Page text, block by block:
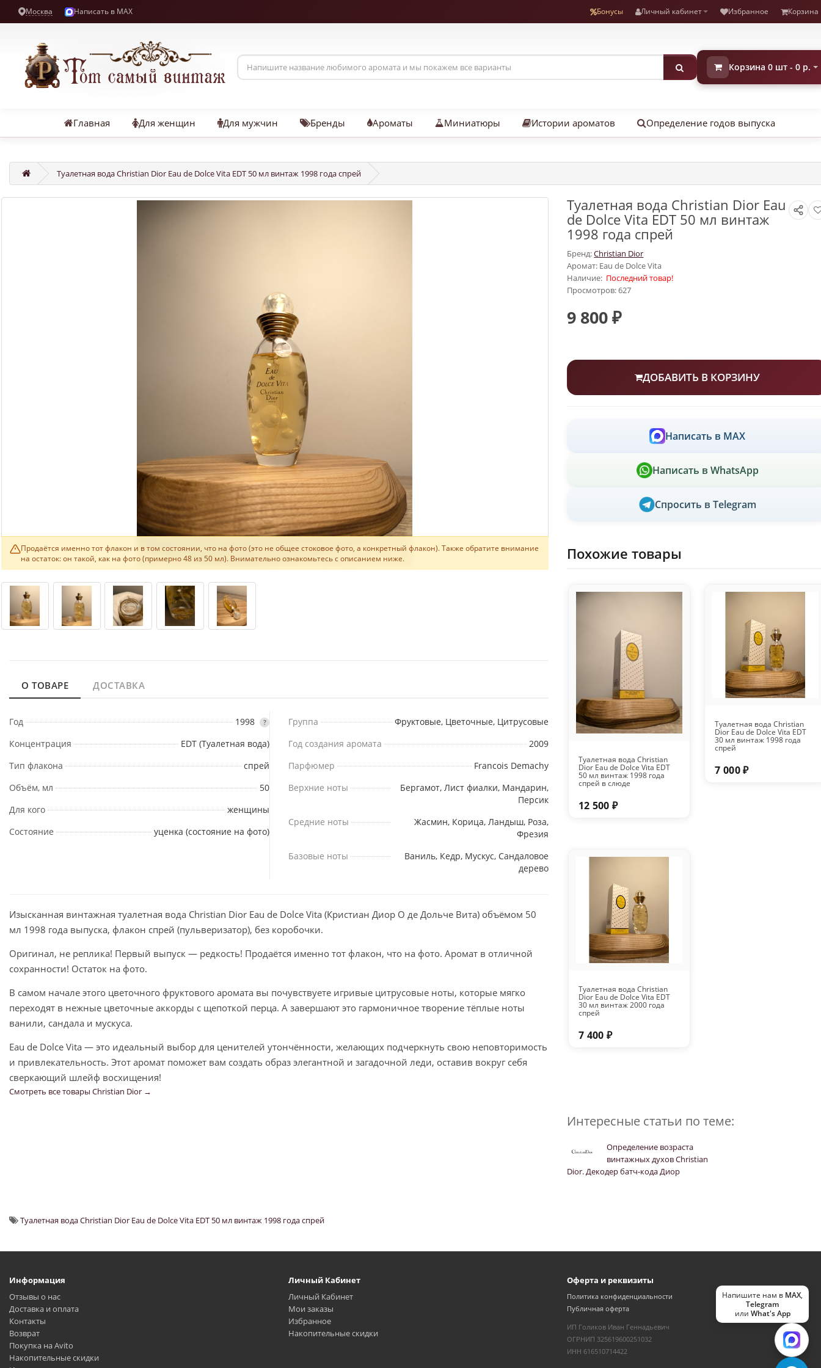
Напишите нам в MAX,
Telegram
или What's App
Москва Написать в MAX Бонусы Личный кабинет Избранное Корзина
Корзина 0 шт - 0 р.
Главная Для женщин Для мужчин Бренды Ароматы Миниатюры Истории ароматов Определение годов выпуска
Туалетная вода Christian Dior Eau de Dolce Vita EDT 50 мл винтаж 1998 года спрей
Продаётся именно тот флакон и в том состоянии, что на фото (это не общее стоковое фото, а конкретный флакон). Также обратите внимание
на остаток: он такой, как на фото (примерно 48 из 50 мл). Внимательно ознакомьтесь с описанием ниже.
О ТОВАРЕ ДОСТАВКА
Год 1998 ?
Концентрация
EDT (Туалетная вода)
Тип флакона
спрей
Объём, мл
50
Для кого
женщины
Состояние
уценка (состояние на фото)
Группа
Фруктовые, Цветочные, Цитрусовые
Год создания аромата
2009
Парфюмер
Francois Demachy
Верхние ноты
Бергамот, Лист фиалки, Мандарин,
Персик
Средние ноты
Жасмин, Корица, Ландыш, Роза,
Фрезия
Базовые ноты
Ваниль, Кедр, Мускус, Сандаловое
дерево
Изысканная винтажная туалетная вода Christian Dior Eau de Dolce Vita (Кристиан Диор О де Дольче Вита) объёмом 50
мл 1998 года выпуска, флакон спрей (пульверизатор), без коробочки.
Оригинал, не реплика! Первый выпуск — редкость! Продаётся именно тот флакон, что на фото. Аромат в отличной
сохранности! Остаток на фото.
В самом начале этого цветочного фруктового аромата вы почувствуете игривые цитрусовые ноты, которые мягко
переходят в нежные цветочные аккорды с щепоткой перца. А завершают это гармоничное творение тёплые ноты
ванили, сандала и мускуса.
Eau de Dolce Vita — это идеальный выбор для ценителей утончённости, желающих подчеркнуть свою неповторимость
и привлекательность. Этот аромат поможет вам создать образ элегантной и загадочной леди, оставив вокруг себя
сверкающий шлейф восхищения!
Смотреть все товары Christian Dior →
Туалетная вода Christian Dior Eau
de Dolce Vita EDT 50 мл винтаж
1998 года спрей
Бренд:Christian Dior
Аромат: Eau de Dolce Vita
Наличие: Последний товар!
Просмотров: 627
9 800 ₽
ДОБАВИТЬ В КОРЗИНУ
Написать в MAX
Написать в WhatsApp
Спросить в Telegram
Похожие товары
Туалетная вода Christian
Dior Eau de Dolce Vita EDT
50 мл винтаж 1998 года
спрей в слюде
12 500 ₽
Туалетная вода Christian
Dior Eau de Dolce Vita EDT
30 мл винтаж 1998 года
спрей
7 000 ₽
Туалетная вода Christian
Dior Eau de Dolce Vita EDT
30 мл винтаж 2000 года
спрей
7 400 ₽
Интересные статьи по теме:
Определение возраста
винтажных духов Christian
Dior. Декодер батч-кода Диор
Туалетная вода Christian Dior Eau de Dolce Vita EDT 50 мл винтаж 1998 года спрей
Информация
Отзывы о нас
Доставка и оплата
Контакты
Возврат
Покупка на Avito
Накопительные скидки
Личный Кабинет
Личный Кабинет
Мои заказы
Избранное
Накопительные скидки
Оферта и реквизиты
Политика конфиденциальности
Публичная оферта
ИП Голиков Иван Геннадьевич
ОГРНИП 325619600251032
ИНН 616510714422